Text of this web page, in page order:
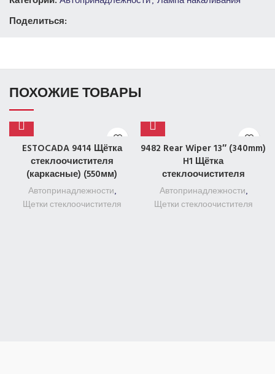
Поделиться:
ПОХОЖИЕ ТОВАРЫ
ESTOCADA 9414 Щётка
стеклоочистителя
(каркасные) (550мм)
Автопринадлежности,
Щетки стеклоочистителя
9482 Rear Wiper 13″ (340mm)
H1 Щётка
стеклоочистителя
Автопринадлежности,
Щетки стеклоочистителя